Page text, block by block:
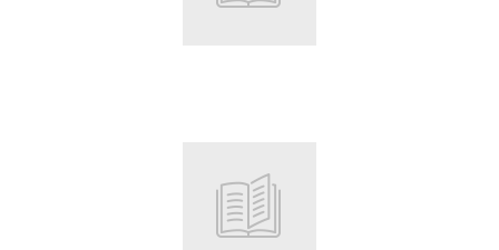
Root
Root